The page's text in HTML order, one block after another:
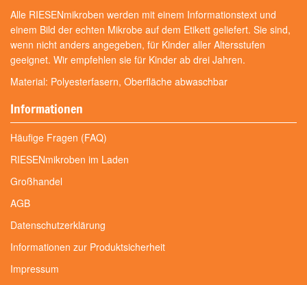
Alle RIESENmikroben werden mit einem Informationstext und
einem Bild der echten Mikrobe auf dem Etikett geliefert. Sie sind,
wenn nicht anders angegeben, für Kinder aller Altersstufen
geeignet. Wir empfehlen sie für Kinder ab drei Jahren.
Material: Polyesterfasern, Oberfläche abwaschbar
Informationen
Häufige Fragen (FAQ)
RIESENmikroben im Laden
Großhandel
AGB
Datenschutzerklärung
Informationen zur Produktsicherheit
Impressum